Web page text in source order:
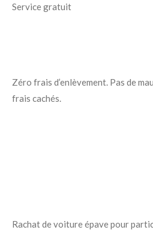
Service gratuit
Zéro frais d’enlèvement. Pas de
frais cachés.
Rachat de voiture épave pour